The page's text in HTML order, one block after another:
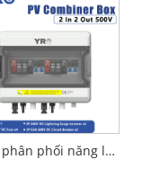
Hộp phân phối năng lượng mặt trời 2 trong 1 ra 500V DC